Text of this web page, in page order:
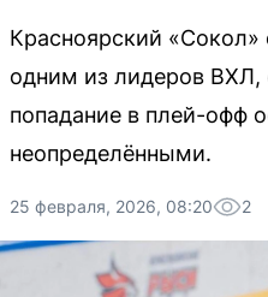
Красноярский
одним из лидеров ВХЛ,
попадание в плей-офф
неопределёнными.
25 февраля, 2026, 08:20 2